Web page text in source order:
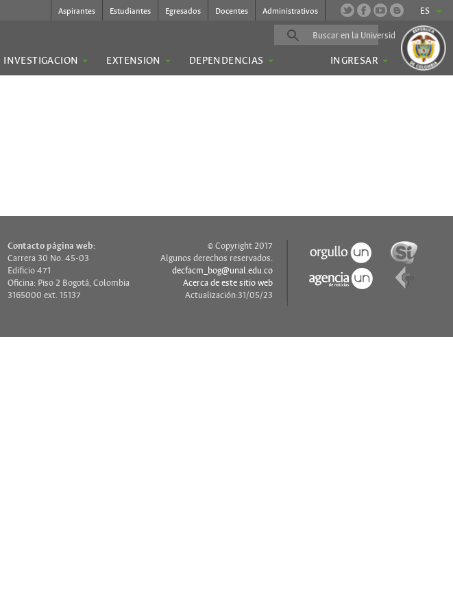
ES
Aspirantes Estudiantes Egresados Docentes Administrativos
INVESTIGACION EXTENSION DEPENDENCIAS
INGRESAR
Contacto página web:
Carrera 30 No. 45-03
Edificio 471
Oficina: Piso 2 Bogotá, Colombia
3165000 ext. 15137
© Copyright 2017
Algunos derechos reservados.
decfacm_bog@unal.edu.co
Acerca de este sitio web
Actualización:31/05/23